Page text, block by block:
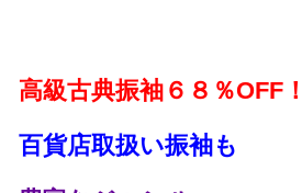
高級古典振袖６８％OFF！
百貨店取扱い振袖も